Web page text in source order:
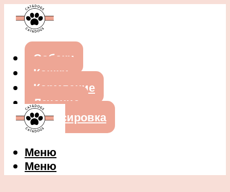
Собаки
Кошки
Кормление
Лечение
Дрессировка
Меню
Меню